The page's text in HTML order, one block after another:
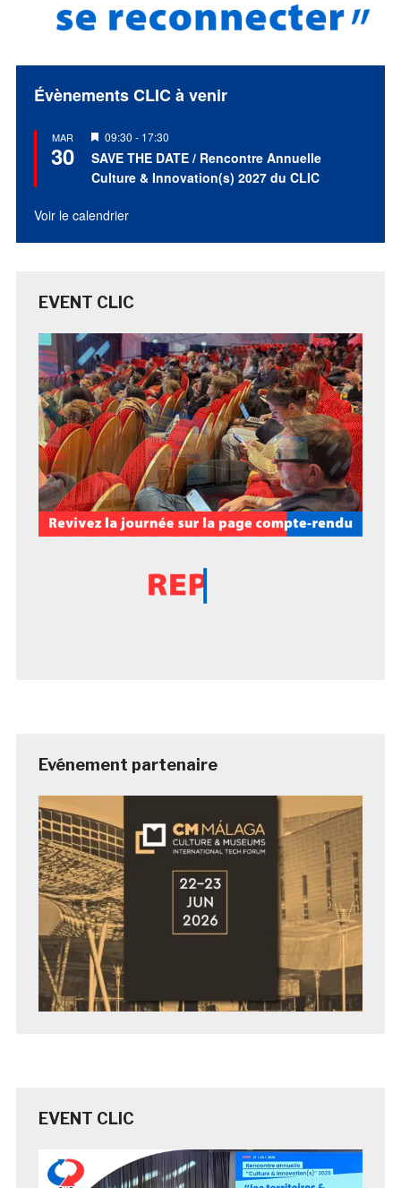
Évènements CLIC à venir
MAR
30
Mis
en
avant
09:30 - 17:30
SAVE THE DATE / Rencontre Annuelle
Culture & Innovation(s) 2027 du CLIC
Voir le calendrier
EVENT CLIC
Evénement partenaire
EVENT CLIC